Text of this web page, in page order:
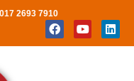
2693 7910